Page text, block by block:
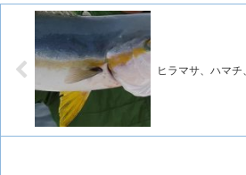
ヒラマサ、ハマチ